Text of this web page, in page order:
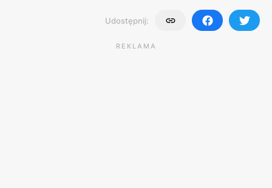
Udostępnij:
REKLAMA